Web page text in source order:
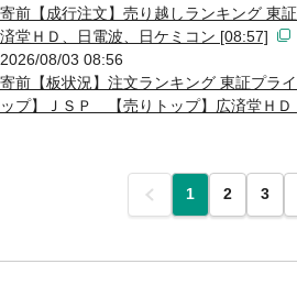
寄前【成行注文】売り越しランキング 東
済堂ＨＤ、日電波、日ケミコン [08:57]
2026/08/03 08:56
寄前【板状況】注文ランキング 東証プラ
ップ】ＪＳＰ 【売りトップ】広済堂ＨＤ
前 1 2 3